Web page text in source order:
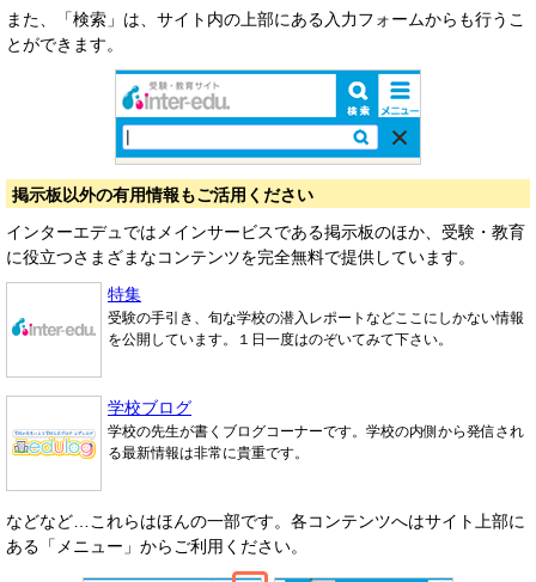
また、「検索」は、サイト内の上部にある入力フォームからも行うこ
とができます。
掲示板以外の有用情報もご活用ください
インターエデュではメインサービスである掲示板のほか、受験・教育
に役立つさまざまなコンテンツを完全無料で提供しています。
特集
受験の手引き、旬な学校の潜入レポートなどここにしかない情報
を公開しています。１日一度はのぞいてみて下さい。
学校ブログ
学校の先生が書くブログコーナーです。学校の内側から発信され
る最新情報は非常に貴重です。
などなど…これらはほんの一部です。各コンテンツへはサイト上部に
ある「メニュー」からご利用ください。